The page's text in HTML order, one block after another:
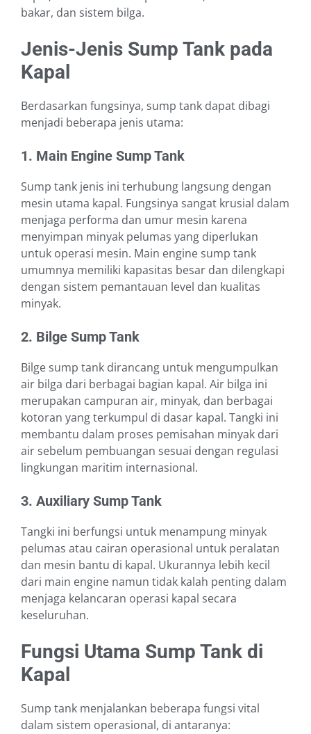
bakar, dan sistem bilga.
Jenis-Jenis Sump Tank pada
Kapal
Berdasarkan fungsinya, sump tank dapat dibagi
menjadi beberapa jenis utama:
1. Main Engine Sump Tank
Sump tank jenis ini terhubung langsung dengan
mesin utama kapal. Fungsinya sangat krusial dalam
menjaga performa dan umur mesin karena
menyimpan minyak pelumas yang diperlukan
untuk operasi mesin. Main engine sump tank
umumnya memiliki kapasitas besar dan dilengkapi
dengan sistem pemantauan level dan kualitas
minyak.
2. Bilge Sump Tank
Bilge sump tank dirancang untuk mengumpulkan
air bilga dari berbagai bagian kapal. Air bilga ini
merupakan campuran air, minyak, dan berbagai
kotoran yang terkumpul di dasar kapal. Tangki ini
membantu dalam proses pemisahan minyak dari
air sebelum pembuangan sesuai dengan regulasi
lingkungan maritim internasional.
3. Auxiliary Sump Tank
Tangki ini berfungsi untuk menampung minyak
pelumas atau cairan operasional untuk peralatan
dan mesin bantu di kapal. Ukurannya lebih kecil
dari main engine namun tidak kalah penting dalam
menjaga kelancaran operasi kapal secara
keseluruhan.
Fungsi Utama Sump Tank di
Kapal
Sump tank menjalankan beberapa fungsi vital
dalam sistem operasional, di antaranya: